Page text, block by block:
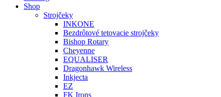
Shop
Strojčeky
INKONE
Bezdrôtové tetovacie strojčeky
Bishop Rotary
Cheyenne
EQUALISER
Dragonhawk Wireless
Inkjecta
EZ
FK Irons